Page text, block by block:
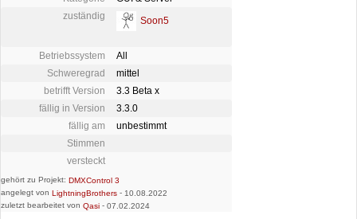
zuständig
Soon5
Betriebssystem
All
Schweregrad
mittel
betrifft Version
3.3 Beta x
fällig in Version
3.3.0
fällig am
unbestimmt
Stimmen
versteckt
gehört zu Projekt: DMXControl 3
angelegt von LightningBrothers - 10.08.2022
zuletzt bearbeitet von Qasi - 07.02.2024